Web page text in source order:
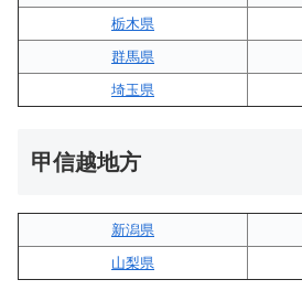
栃木県
群馬県
埼玉県
甲信越地方
新潟県
山梨県